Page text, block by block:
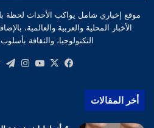
موقع إخباري شامل يواكب الأحداث لحظة
الأخبار المحلية والعربية والعالمية،
التكنولوجيا، والثقافة
فيسبوك
‫X
أخر المقالات